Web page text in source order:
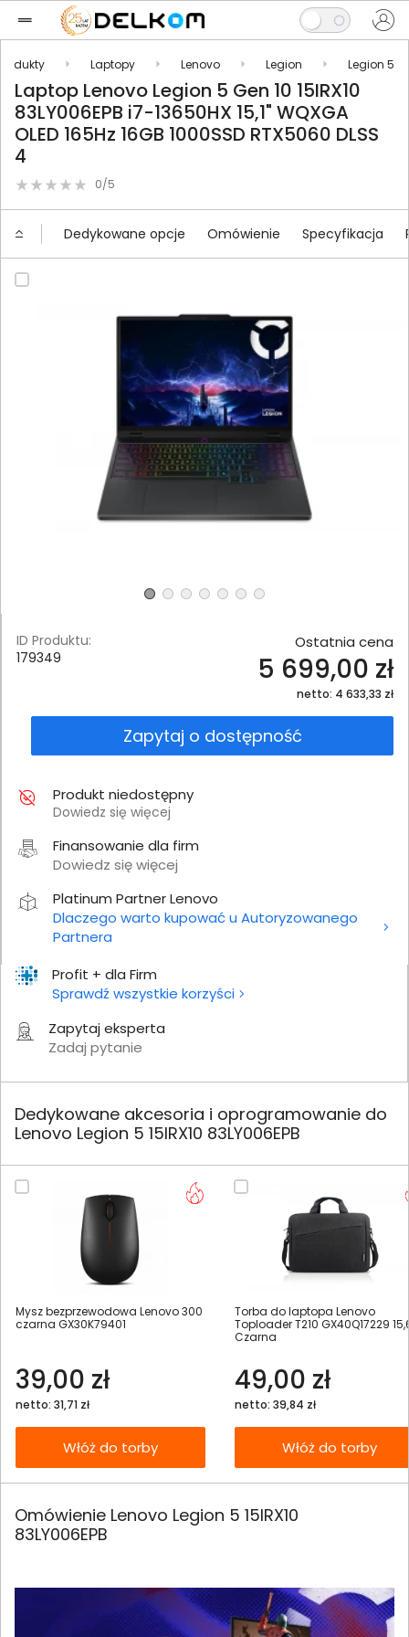
Laptopy Lenovo Legion Legion 5
Laptop Lenovo Legion 5 Gen 10 15IRX10
83LY006EPB i7-13650HX 15,1" WQXGA
OLED 165Hz 16GB 1000SSD RTX5060 DLSS
4
0/5
Dedykowane opcje Omówienie Specyfikacja
Profit + dla Firm
Sprawdź wszystkie korzyści
Zapytaj eksperta
Zadaj pytanie
ID Produktu:
179349
Ostatnia cena
5 699,00 zł
netto: 4 633,33 zł
Zapytaj o dostępność
Produkt niedostępny
Dowiedz się więcej
Finansowanie dla firm
Dowiedz się więcej
Platinum Partner Lenovo
Dlaczego warto kupować u Autoryzowanego
Partnera
Dedykowane akcesoria i oprogramowanie do
Lenovo Legion 5 15IRX10 83LY006EPB
Mysz bezprzewodowa Lenovo 300
czarna GX30K79401
39,00 zł
netto: 31,71 zł
Włóż do torby
Torba do laptopa Lenovo
Toploader T210 GX40Q17229
Czarna
49,00 zł
netto: 39,84 zł
Włóż do torby
Omówienie Lenovo Legion 5 15IRX10
83LY006EPB